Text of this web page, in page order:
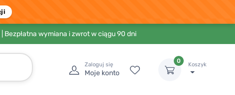
| Bezpłatna wymiana i zwrot w ciągu 90 dni
Zaloguj się
Moje konto
0
Koszyk